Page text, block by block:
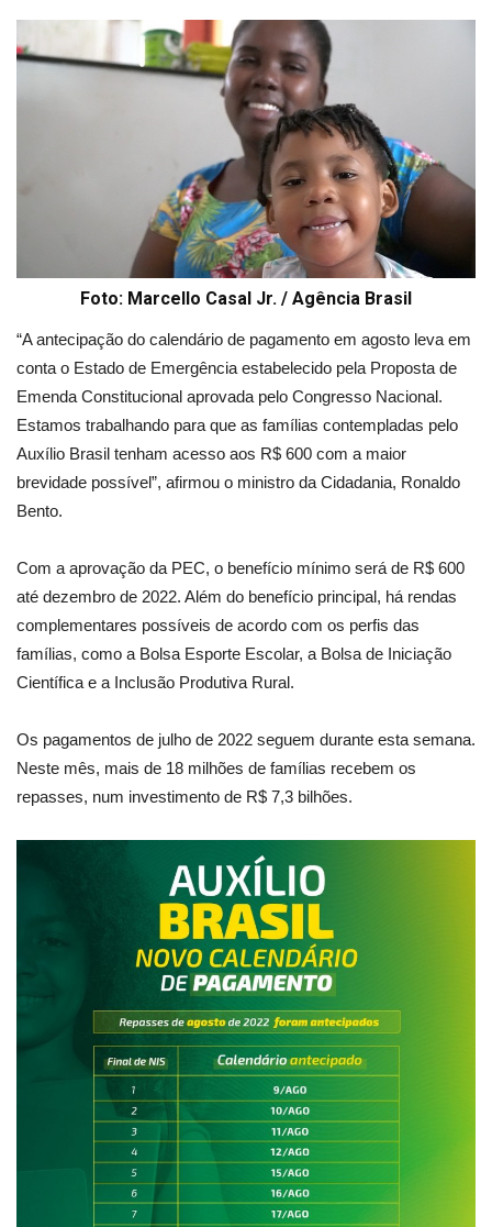
Foto: Marcello Casal Jr. / Agência Brasil
“A antecipação do calendário de pagamento em agosto leva em
conta o Estado de Emergência estabelecido pela Proposta de
Emenda Constitucional aprovada pelo Congresso Nacional.
Estamos trabalhando para que as famílias contempladas pelo
Auxílio Brasil tenham acesso aos R$ 600 com a maior
brevidade possível”, afirmou o ministro da Cidadania, Ronaldo
Bento.
Com a aprovação da PEC, o benefício mínimo será de R$ 600
até dezembro de 2022. Além do benefício principal, há rendas
complementares possíveis de acordo com os perfis das
famílias, como a Bolsa Esporte Escolar, a Bolsa de Iniciação
Científica e a Inclusão Produtiva Rural.
Os pagamentos de julho de 2022 seguem durante esta semana.
Neste mês, mais de 18 milhões de famílias recebem os
repasses, num investimento de R$ 7,3 bilhões.